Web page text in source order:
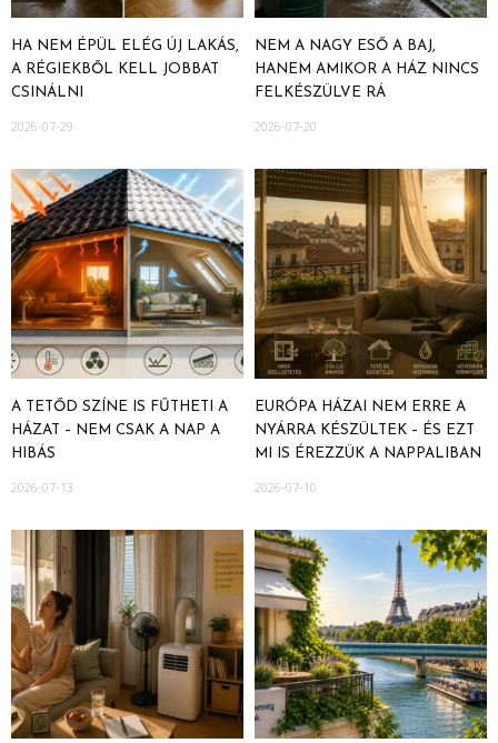
HA NEM ÉPÜL ELÉG ÚJ LAKÁS,
A RÉGIEKBŐL KELL JOBBAT
CSINÁLNI
2026-07-29
NEM A NAGY ESŐ A BAJ,
HANEM AMIKOR A HÁZ NINCS
FELKÉSZÜLVE RÁ
2026-07-20
A TETŐD SZÍNE IS FŰTHETI A
HÁZAT – NEM CSAK A NAP A
HIBÁS
2026-07-13
EURÓPA HÁZAI NEM ERRE A
NYÁRRA KÉSZÜLTEK – ÉS EZT
MI IS ÉREZZÜK A NAPPALIBAN
2026-07-10